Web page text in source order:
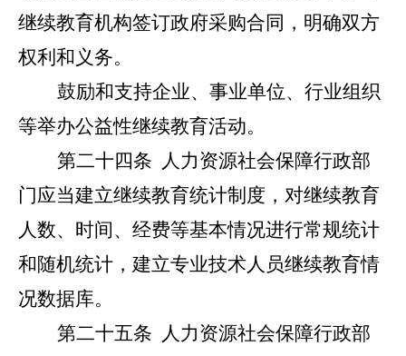
继续教育机构签订政府采购合同，明确双方
权利和义务。
鼓励和支持企业、事业单位、行业组织
等举办公益性继续教育活动。
第二十四条 人力资源社会保障行政部
门应当建立继续教育统计制度，对继续教育
人数、时间、经费等基本情况进行常规统计
和随机统计，建立专业技术人员继续教育情
况数据库。
第二十五条 人力资源社会保障行政部